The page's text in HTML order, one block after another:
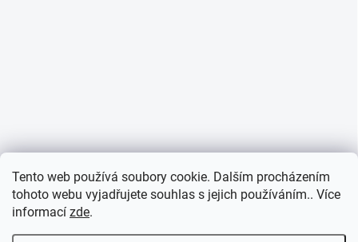
Tento web používá soubory cookie. Dalším procházením
tohoto webu vyjadřujete souhlas s jejich používáním.. Více
informací zde.